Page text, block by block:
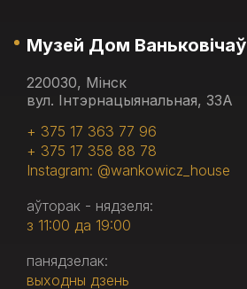
Музей Дом Ваньковічаў
220030, Мінск
вул. Інтэрнацыянальная, 33А
+ 375 17 363 77 96
+ 375 17 358 88 78
Instagram: @wankowicz_house
аўторак - нядзеля:
з 11:00 да 19:00
панядзелак:
выходны дзень